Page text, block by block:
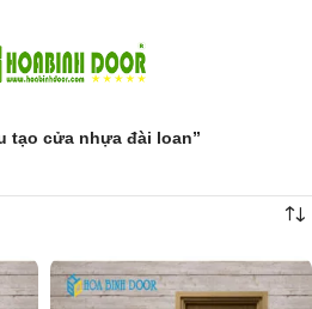
tạo cửa nhựa đài loan”